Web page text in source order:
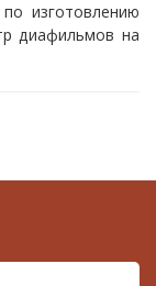
изготовлению
диафильмов на